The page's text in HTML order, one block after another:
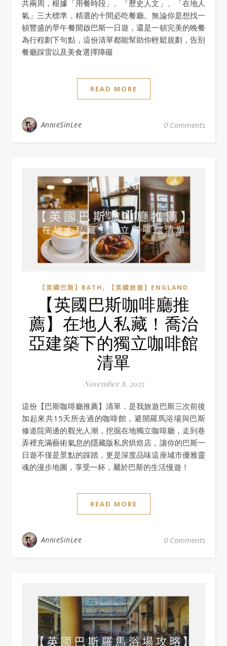
共兩周，根據「用餐時段」、「歷史人文」、「在地人
氣」三大標準，精選的十間必吃餐廳。無論你是想找一
頓豐盛的早午餐開啟巴斯一日遊，還是一頓完美的晚餐
為行程劃下句點，這份清單都能幫助你輕鬆規劃，告別
餐廳踩雷以及美食選擇障礙
READ MORE
AnnieSinLee 0 Comments
【英國巴斯】BATH , 【英國旅遊】ENGLAND
【英國巴斯咖啡廳推
薦】在地人私藏！喬治
亞建築下的獨立咖啡館
清單
November 8, 2025
這份【巴斯咖啡廳推薦】清單，是我旅遊巴斯三次前後
加起來共15天所去過的咖啡館，避開羅馬浴場與巴斯
修道院周邊的觀光人潮，挖掘在地獨立咖啡廳，走到巷
弄裡充滿藝術氣息的隱藏版私房烘焙店，讓你的巴斯一
日遊不僅是景點的踩踏，更是深度品味這座城市優雅靈
魂的漫步地圖，享受一杯，屬於巴斯的生活慢遊！
READ MORE
AnnieSinLee 0 Comments